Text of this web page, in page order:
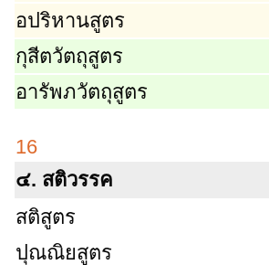
อปริหานสูตร
กุสีตวัตถุสูตร
อารัพภวัตถุสูตร
16
๔. สติวรรค
สติสูตร
ปุณณิยสูตร